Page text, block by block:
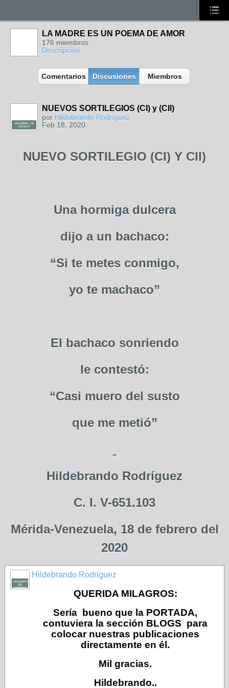
LA MADRE ES UN POEMA DE AMOR
176 miembros
Descripción
Comentarios Discusiones Miembros
MIEMBRO DE
HONOR
NUEVOS SORTILEGIOS (CI) y (CII)
por Hildebrando Rodríguez
Feb 18, 2020
NUEVO SORTILEGIO (CI) Y CII)
Una hormiga dulcera
dijo a un bachaco:
“Si te metes conmigo,
yo te machaco”
El bachaco sonriendo
le contestó:
“Casi muero del susto
que me metió”
Hildebrando Rodríguez
C. I. V-651.103
Mérida-Venezuela, 18 de febrero del
2020
MIEMBRO
DE
HONOR
Hildebrando Rodríguez
QUERIDA MILAGROS:
Sería bueno que la PORTADA,
contuviera la sección BLOGS para
colocar nuestras publicaciones
directamente en él.
Mil gracias.
Hildebrando..